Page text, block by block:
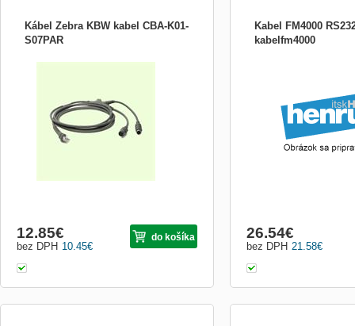
Kábel Zebra KBW kabel CBA-K01-
S07PAR
10.45€
bez DPH
12.85€ do košíka
Kabel FM4000
kabelfm4000
21.58€
bez DPH
26.54€